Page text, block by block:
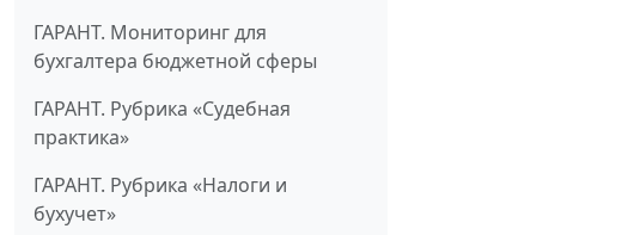
ГАРАНТ. Мониторинг для
бухгалтера бюджетной сферы
ГАРАНТ. Рубрика «Судебная
практика»
ГАРАНТ. Рубрика «Налоги и
бухучет»